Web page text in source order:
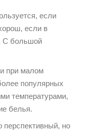
если
если в
С большой
при малом
популярных
температурами,
белья.
перспективный, но